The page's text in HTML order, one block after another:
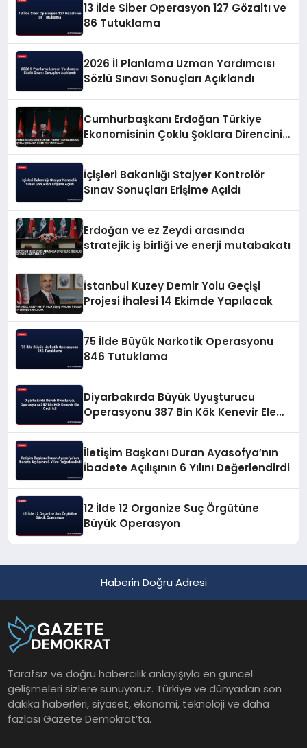
13 İlde Siber Operasyon 127 Gözaltı ve
86 Tutuklama
2026 İl Planlama Uzman Yardımcısı
Sözlü Sınavı Sonuçları Açıklandı
Cumhurbaşkanı Erdoğan Türkiye
Ekonomisinin Çoklu Şoklara Direncini
İçişleri Bakanlığı Stajyer Kontrolör
Sınav Sonuçları Erişime Açıldı
Erdoğan ve ez Zeydi arasında
stratejik iş birliği ve enerji mutabakatı
İstanbul Kuzey Demir Yolu Geçişi
Projesi İhalesi 14 Ekimde Yapılacak
75 İlde Büyük Narkotik Operasyonu
846 Tutuklama
Diyarbakırda Büyük Uyuşturucu
Operasyonu 387 Bin Kök Kenevir Ele
İletişim Başkanı Duran Ayasofya’nın
İbadete Açılışının 6 Yılını Değerlendirdi
12 İlde 12 Organize Suç Örgütüne
Büyük Operasyon
Haberin Doğru Adresi
Tarafsız ve doğru habercilik anlayışıyla en güncel
gelişmeleri sizlere sunuyoruz. Türkiye ve dünyadan son
dakika haberleri, siyaset, ekonomi, teknoloji ve daha
fazlası Gazete Demokrat’ta.